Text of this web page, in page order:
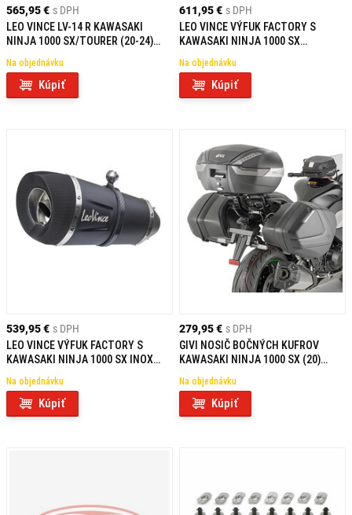
565,95 € s DPH
LEO VINCE LV-14 R KAWASAKI
NINJA 1000 SX/TOURER (20-24)
Na objednávku
Kúpiť
611,95 € s DPH
LEO VINCE VÝFUK FACTORY S
KAWASAKI NINJA 1000 SX
Na objednávku
Kúpiť
539,95 € s DPH
LEO VINCE VÝFUK FACTORY S
KAWASAKI NINJA 1000 SX INOX
Na objednávku
Kúpiť
279,95 € s DPH
GIVI NOSIČ BOČNÝCH KUFROV
KAWASAKI NINJA 1000 SX (20)
Na objednávku
Kúpiť